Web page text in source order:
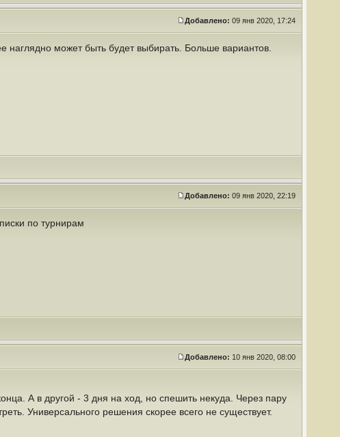
Добавлено: 09 янв 2020, 17:24
наглядно может быть будет выбирать. Больше вариантов.
Добавлено: 09 янв 2020, 22:19
по турнирам
Добавлено: 10 янв 2020, 08:00
А в другой - 3 дня на ход, но спешить некуда. Через пару
Универсального решения скорее всего не существует.